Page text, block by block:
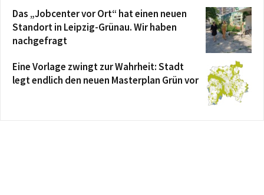
Das „Jobcenter vor Ort“ hat einen neuen
Standort in Leipzig-Grünau. Wir haben
nachgefragt
Eine Vorlage zwingt zur Wahrheit: Stadt
legt endlich den neuen Masterplan Grün vor